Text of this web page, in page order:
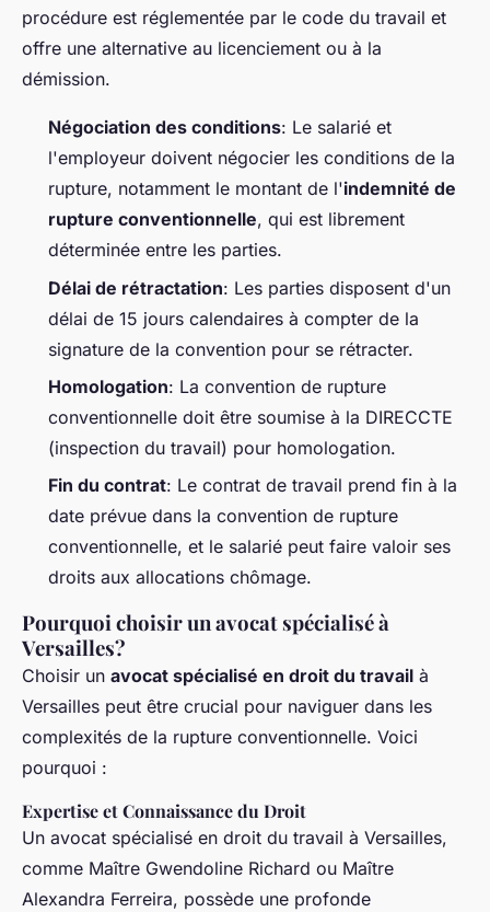
procédure est réglementée par le code du travail et
offre une alternative au licenciement ou à la
démission.
Négociation des conditions: Le salarié et
l'employeur doivent négocier les conditions de la
rupture, notamment le montant de l'indemnité de
rupture conventionnelle, qui est librement
déterminée entre les parties.
Délai de rétractation: Les parties disposent d'un
délai de 15 jours calendaires à compter de la
signature de la convention pour se rétracter.
Homologation: La convention de rupture
conventionnelle doit être soumise à la DIRECCTE
(inspection du travail) pour homologation.
Fin du contrat: Le contrat de travail prend fin à la
date prévue dans la convention de rupture
conventionnelle, et le salarié peut faire valoir ses
droits aux allocations chômage.
Pourquoi choisir un avocat spécialisé à
Versailles?
Choisir un avocat spécialisé en droit du travail à
Versailles peut être crucial pour naviguer dans les
complexités de la rupture conventionnelle. Voici
pourquoi :
Expertise et Connaissance du Droit
Un avocat spécialisé en droit du travail à Versailles,
comme Maître Gwendoline Richard ou Maître
Alexandra Ferreira, possède une profonde